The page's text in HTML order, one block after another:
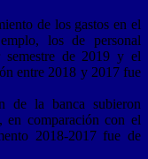
de los gastos en el
los de personal
semestre de 2019 y el
entre 2018 y 2017 fue
de la banca subieron
en comparación con el
2018-2017 fue de